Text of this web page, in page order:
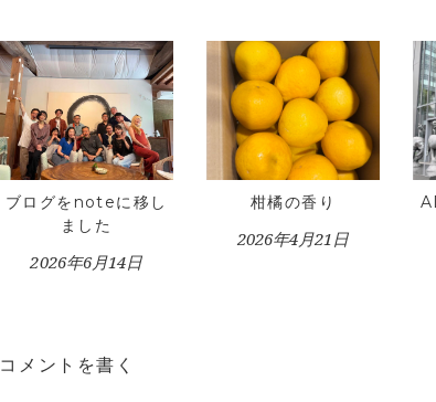
ブログをnoteに移し
ました
2026年6月14日
柑橘の香り
2026年4月21日
コメントを書く